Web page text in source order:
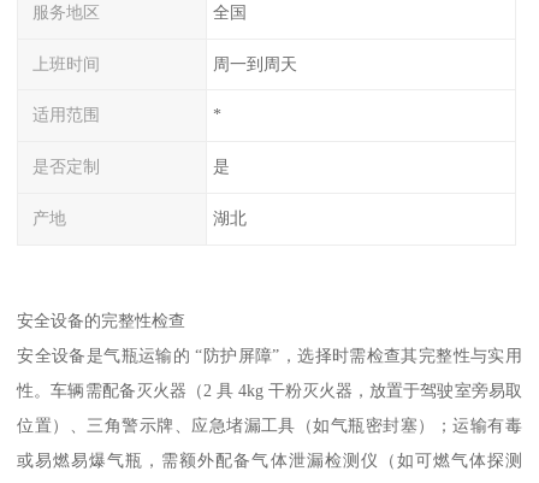
服务地区 全国
上班时间 周一到周天
适用范围 *
是否定制 是
产地 湖北
安全设备的完整性检查​
安全设备是气瓶运输的 “防护屏障”，选择时需检查其完整性与实用
性。车辆需配备灭火器（2 具 4kg 干粉灭火器，放置于驾驶室旁易取
位置）、三角警示牌、应急堵漏工具（如气瓶密封塞）；运输有毒
或易燃易爆气瓶，需额外配备气体泄漏检测仪（如可燃气体探测